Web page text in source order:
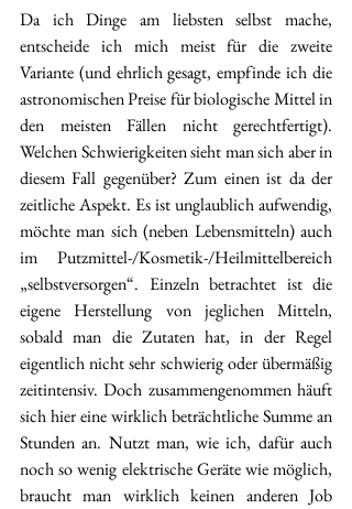
Da ich Dinge am liebsten selbst mache,
entscheide ich mich meist für die zweite
Variante (und ehrlich gesagt, empfinde ich die
astronomischen Preise für biologische Mittel in
den meisten Fällen nicht gerechtfertigt).
Welchen Schwierigkeiten sieht man sich aber in
diesem Fall gegenüber? Zum einen ist da der
zeitliche Aspekt. Es ist unglaublich aufwendig,
möchte man sich (neben Lebensmitteln) auch
im Putzmittel-/Kosmetik-/Heilmittelbereich
„selbstversorgen“. Einzeln betrachtet ist die
eigene Herstellung von jeglichen Mitteln,
sobald man die Zutaten hat, in der Regel
eigentlich nicht sehr schwierig oder übermäßig
zeitintensiv. Doch zusammengenommen häuft
sich hier eine wirklich beträchtliche Summe an
Stunden an. Nutzt man, wie ich, dafür auch
noch so wenig elektrische Geräte wie möglich,
braucht man wirklich keinen anderen Job